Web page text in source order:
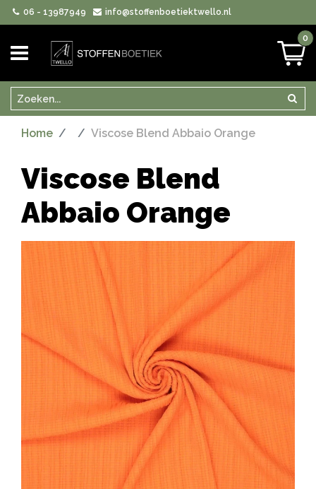
06 - 13987949 info@stoffenboetiektwello.nl
0
Zoeken
Home Viscose Blend Abbaio Orange
Viscose Blend
Abbaio Orange